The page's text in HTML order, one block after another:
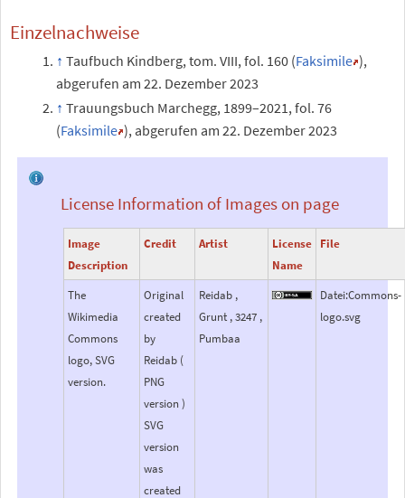
Einzelnachweise
Taufbuch Kindberg, tom. VIII, fol. 160 (Faksimile ),
abgerufen am 22. Dezember 2023
Trauungsbuch Marchegg, 1899–2021, fol. 76
(Faksimile ), abgerufen am 22. Dezember 2023
License Information of Images on page
Image
Description
Credit Artist
License
Name
File
The
Wikimedia
Commons
logo, SVG
version.
Original
created
by
Reidab (
PNG
version )
SVG
version
was
created
Reidab ,
Grunt , 3247 ,
Pumbaa
Datei:Commons-
logo.svg